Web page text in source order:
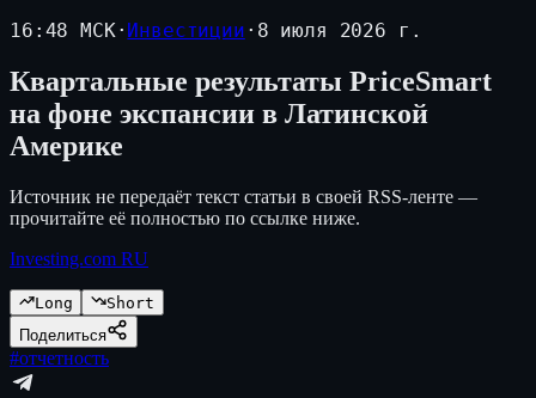
16:48 МСК· Инвестиции · 8 июля 2026 г.
Квартальные результаты PriceSmart
на фоне экспансии в Латинской
Америке
Источник не передаёт текст статьи в своей RSS-ленте —
прочитайте её полностью по ссылке ниже.
Investing.com RU
Long
Short
Поделиться
#отчетность